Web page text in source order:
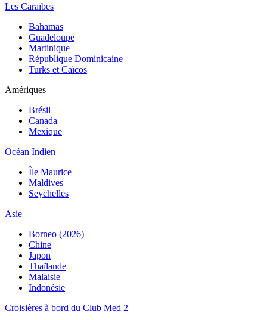
Les Caraïbes
Bahamas
Guadeloupe
Martinique
République Dominicaine
Turks et Caïcos
Amériques
Brésil
Canada
Mexique
Océan Indien
Île Maurice
Maldives
Seychelles
Asie
Borneo (2026)
Chine
Japon
Thaïlande
Malaisie
Indonésie
Croisières à bord du Club Med 2